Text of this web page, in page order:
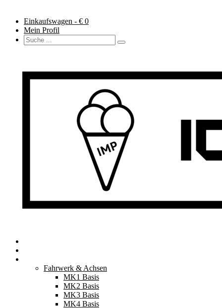
Einkaufswagen - € 0
Mein Profil
Fahrwerk & Achsen
MK1 Basis
MK2 Basis
MK3 Basis
MK4 Basis